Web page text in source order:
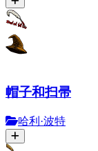
帽子和扫帚
哈利·波特